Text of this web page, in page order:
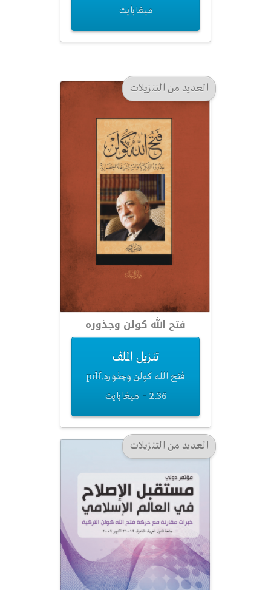
ميغابايت
العديد من التنزيلات
فتح الله كولن وجذوره
تنزيل الملف
فتح الله كولن وجذوره.pdf
– 2.36 ميغابايت
العديد من التنزيلات